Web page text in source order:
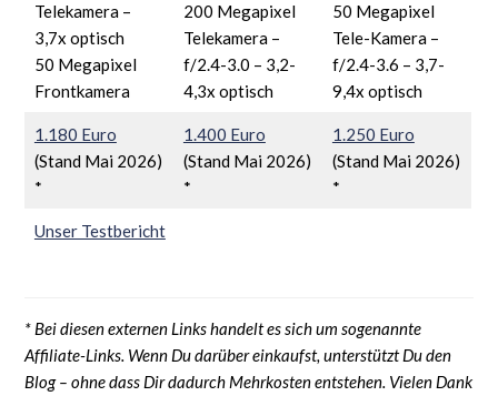
Telekamera –
3,7x optisch
50 Megapixel
Frontkamera
200 Megapixel
Telekamera –
f/2.4-3.0 – 3,2-
4,3x optisch
50 Megapixel
Tele-Kamera –
f/2.4-3.6 – 3,7-
9,4x optisch
1.180 Euro
(Stand Mai 2026)
*
1.400 Euro
(Stand Mai 2026)
*
1.250 Euro
(Stand Mai 2026)
*
Unser Testbericht
* Bei diesen externen Links handelt es sich um sogenannte
Affiliate-Links. Wenn Du darüber einkaufst, unterstützt Du den
Blog – ohne dass Dir dadurch Mehrkosten entstehen. Vielen Dank